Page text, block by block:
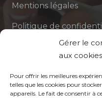
Gérer le
aux cookies
Pour offrir les meilleures
telles que les cookies pour
appareils. Le fait de consentir à
Mentions légales
Politique de
Politique de